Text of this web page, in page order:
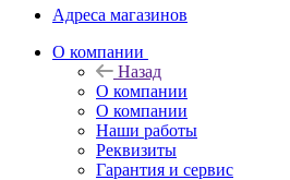
Адреса магазинов
O компании
Назад
O компании
О компании
Наши работы
Реквизиты
Гарантия и сервис